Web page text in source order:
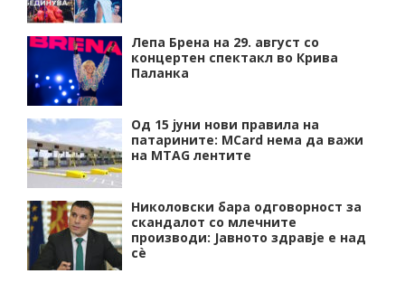
Лепа Брена на 29. август со
концертен спектакл во Крива
Паланка
Од 15 јуни нови правила на
патарините: MCard нема да важи
на MTAG лентите
Николовски бара одговорност за
скандалот со млечните
производи: Јавното здравје е над
сѐ